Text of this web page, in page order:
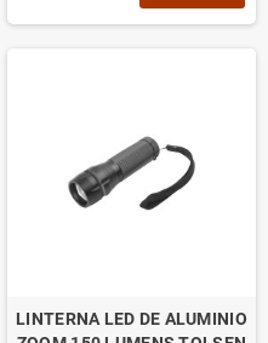
LINTERNA LED DE ALUMINIO